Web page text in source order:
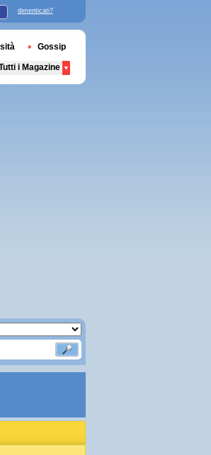
dimenticati?
Gossip
i Magazine